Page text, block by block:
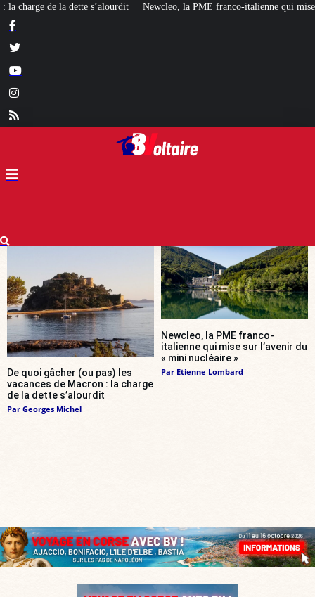
la PME franco-italienne qui mise sur l’avenir du « mini nucléaire »
De quoi gâcher (ou pas) les
vacances de Macron : la charge
de la dette s’alourdit
Par Georges Michel
Newcleo, la PME franco-
italienne qui mise sur l’avenir du
« mini nucléaire »
Par Etienne Lombard